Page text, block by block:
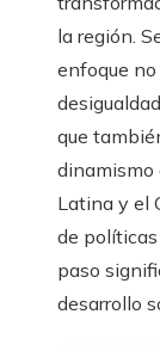
la región.
enfoque
que
dinamismo
Latina y el
de políticas
paso
desarrollo